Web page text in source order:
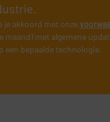
je akkoord met onze
maand) met algemene
een bepaalde technologie.